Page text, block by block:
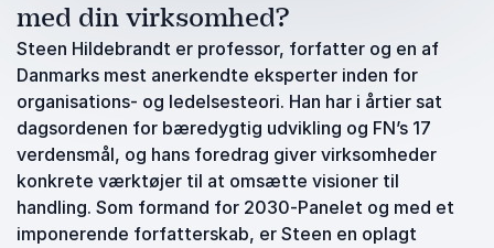
med din virksomhed?
Steen Hildebrandt er professor, forfatter og en af
Danmarks mest anerkendte eksperter inden for
organisations- og ledelsesteori. Han har i årtier sat
dagsordenen for bæredygtig udvikling og FN’s 17
verdensmål, og hans foredrag giver virksomheder
konkrete værktøjer til at omsætte visioner til
handling. Som formand for 2030-Panelet og med et
imponerende forfatterskab, er Steen en oplagt